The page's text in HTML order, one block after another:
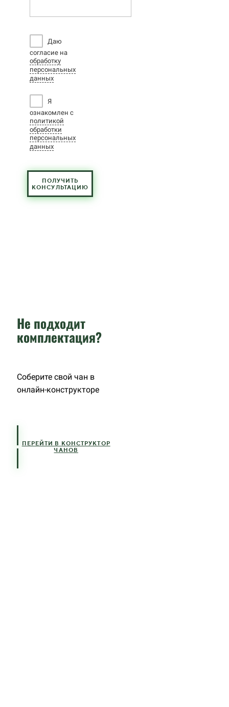
Даю
согласие на
обработку
персональных
данных
Я
ознакомлен с
политикой
обработки
персональных
данных
ПОЛУЧИТЬ
КОНСУЛЬТАЦИЮ
Не подходит
комплектация?
Соберите свой чан в
онлайн-конструкторе
ПЕРЕЙТИ В КОНСТРУКТОР
ЧАНОВ